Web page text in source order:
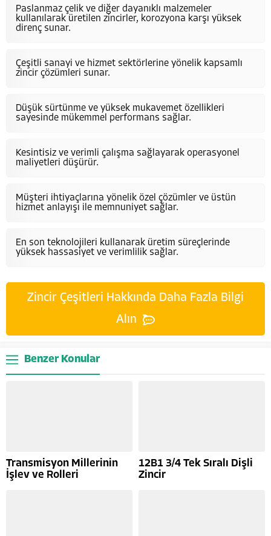
Paslanmaz çelik ve diğer dayanıklı malzemeler
kullanılarak üretilen zincirler, korozyona karşı yüksek
direnç sunar.
Çeşitli sanayi ve hizmet sektörlerine yönelik kapsamlı
zincir çözümleri sunar.
Düşük sürtünme ve yüksek mukavemet özellikleri
sayesinde mükemmel performans sağlar.
Kesintisiz ve verimli çalışma sağlayarak operasyonel
maliyetleri düşürür.
Müşteri ihtiyaçlarına yönelik özel çözümler ve üstün
hizmet anlayışı ile memnuniyet sağlar.
En son teknolojileri kullanarak üretim süreçlerinde
yüksek hassasiyet ve verimlilik sağlar.
Zincir Çeşitleri Hakkında Daha Fazla Bilgi
Alın
Benzer Konular
Transmisyon Millerinin
İşlev ve Rolleri
12B1 3/4 Tek Sıralı Dişli
Zincir